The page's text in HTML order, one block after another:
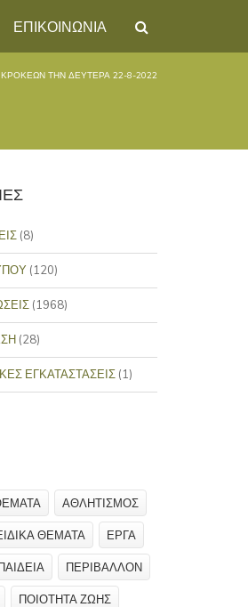
ΕΠΙΚΟΙΝΩΝΙΑ
ΤΗΝ ΔΕΥΤΕΡΑ 22-8-2022
(8)
(120)
(1968)
(28)
ΕΓΚΑΤΑΣΤΑΣΕΙΣ(1)
ΑΘΛΗΤΙΣΜΟΣ
ΘΕΜΑΤΑ ΕΡΓΑ
ΠΕΡΙΒΑΛΛΟΝ
ΠΟΙΟΤΗΤΑ ΖΩΗΣ